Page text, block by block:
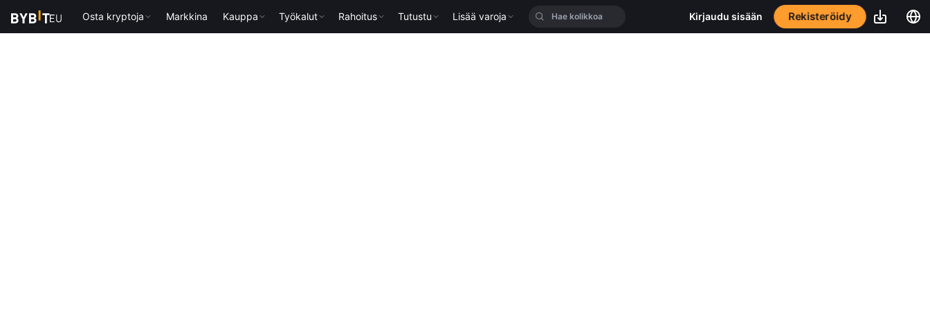
Osta kryptoja Markkina Kauppa Työkalut Rahoitus Tutustu Lisää varoja Kirjaudu sisään Rekisteröidy